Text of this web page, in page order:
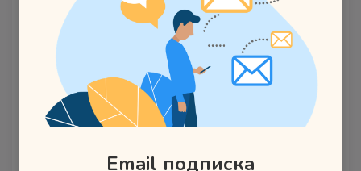
Пожалуй, сегодня почти не осталось отраслей, для
которых Яндекс не создал свои отдельные сервисы.
Нужна квартира? Есть Яндекс.Недвижимость. Нужен
мастер по ремонту холодильников? Идем на
Яндекс.Услуги. Планируете поездку на море?
Переходите на Яндекс.Путешествия.
Email подписка